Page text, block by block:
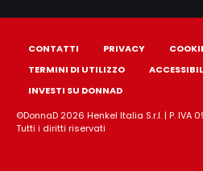
CONTATTI PRIVACY
TERMINI DI UTILIZZO
INVESTI SU DONNAD
©DonnaD 2026 Henkel Italia S.r.l. | P. IVA
Tutti i diritti riservati